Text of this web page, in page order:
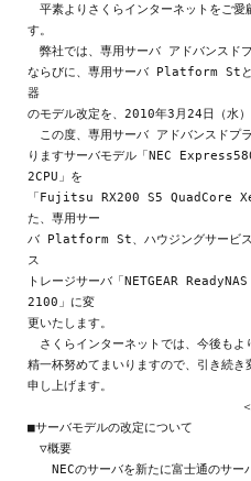
平素よりさくらインターネットをご愛
す。
弊社では、専用サーバ アドバンスド
ならびに、専用サーバ Platform Stと
器
のモデル改定を、2010年3月24日（水）
この度、専用サーバ アドバンスドプ
りますサーバモデル「NEC
2CPU」を
「Fujitsu RX200 S5 QuadCore
た、専用サー
バ Platform St、ハウジングサービス
ス
トレージサーバ「NETGEAR
2100」に変
更いたします。
さくらインターネットでは、今後もよ
精一杯努めてまいりますので、引き続
申し上げます。
＜記
■サーバモデルの改定について
▽概要
NECのサーバを新たに富士通のサー